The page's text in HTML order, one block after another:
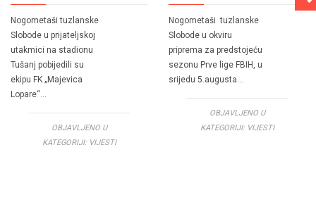
Nogometaši tuzlanske
Slobode u prijateljskoj
utakmici na stadionu
Tušanj pobijedili su
ekipu FK „Majevica
Lopare“…
OBJAVLJENO U
KATEGORIJI: VIJESTI
Nogometaši tuzlanske
Slobode u okviru
priprema za predstojeću
sezonu Prve lige FBIH, u
srijedu 5.augusta…
OBJAVLJENO U
KATEGORIJI: VIJESTI